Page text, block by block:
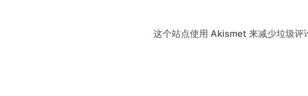
这个站点使用 Akismet 来减少垃圾评